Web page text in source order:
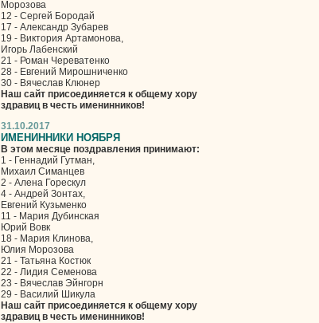
Морозова
12 - Сергей Бородай
17 - Александр Зубарев
19 - Виктория Артамонова,
Игорь Лабенский
21 - Роман Череватенко
28 - Евгений Мирошниченко
30 - Вячеслав Клюнер
Наш сайт присоединяется к общему хору
здравиц в честь именинников!
31.10.2017
ИМЕНИННИКИ НОЯБРЯ
В этом месяце поздравления принимают:
1 - Геннадий Гутман,
Михаил Симанцев
2 - Алена Горескул
4 - Андрей Зонтах,
Евгений Кузьменко
11 - Мария Дубинская
Юрий Вовк
18 - Мария Клинова,
Юлия Морозова
21 - Татьяна Костюк
22 - Лидия Семенова
23 - Вячеслав Эйнгорн
29 - Василий Шикула
Наш сайт присоединяется к общему хору
здравиц в честь именинников!